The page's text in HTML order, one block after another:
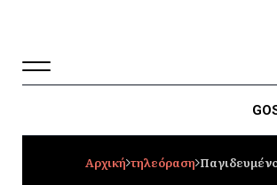
Αρχική τηλεόραση